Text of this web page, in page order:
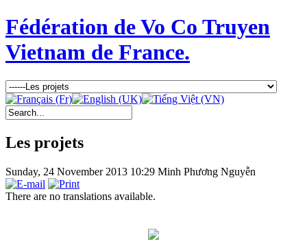
Fédération de Vo Co Truyen
Vietnam de France.
Les projets
Sunday, 24 November 2013 10:29 Minh Phương Nguyễn
There are no translations available.